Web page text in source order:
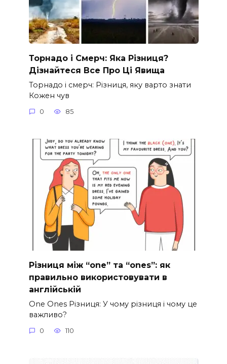
Торнадо і Смерч: Яка Різниця?
Дізнайтеся Все Про Ці Явища
Торнадо і смерч: Різниця, яку варто знати
Кожен чув
0 85
Різниця між “one” та “ones”: як
правильно використовувати в
англійській
One Ones Різниця: У чому різниця і чому це
важливо?
0 110